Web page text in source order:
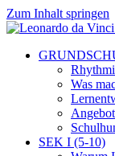
Zum Inhalt springen
Was
SEK I (5-10)